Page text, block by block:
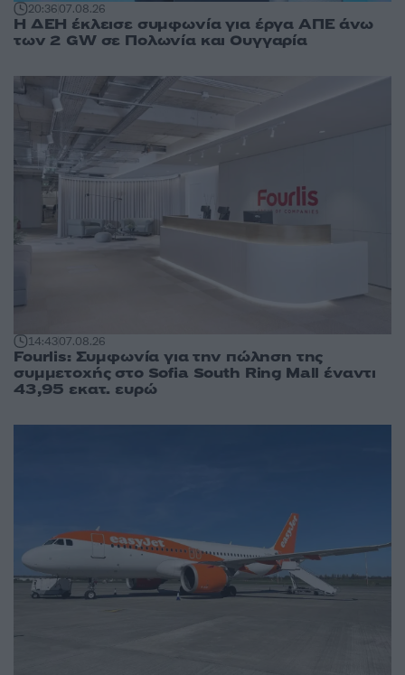
20:3607.08.26
Η ΔΕΗ έκλεισε συμφωνία για έργα ΑΠΕ άνω
των 2 GW σε Πολωνία και Ουγγαρία
14:4307.08.26
Fourlis: Συμφωνία για την πώληση της
συμμετοχής στο Sofia South Ring Mall έναντι
43,95 εκατ. ευρώ